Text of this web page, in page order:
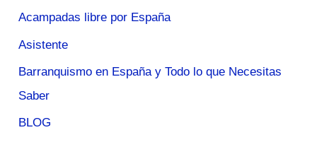
Acampadas libre por España
Asistente
Barranquismo en España y Todo lo que Necesitas
Saber
BLOG